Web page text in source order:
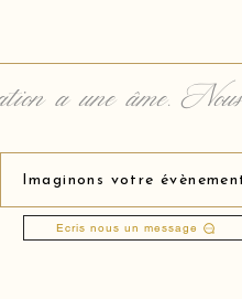
a une âme.
Imaginons votre
Ecris nous un message